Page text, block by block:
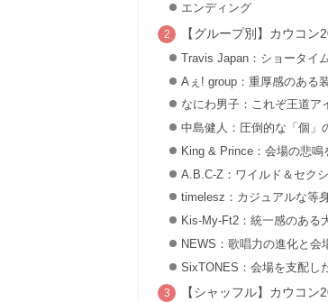
エンディング
【グループ別】カウコ
Travis Japan：ショータイ
Aぇ! group：重厚感のある
なにわ男子：これぞ王道ア
中島健人：圧倒的な「個」
King & Prince：会場の悲鳴
A.B.C-Z：ワイルド＆セク
timelesz：カジュアルな等
Kis-My-Ft2：統一感のある
NEWS：歌唱力の進化と会
SixTONES：会場を支配し
【シャッフル】カウコ